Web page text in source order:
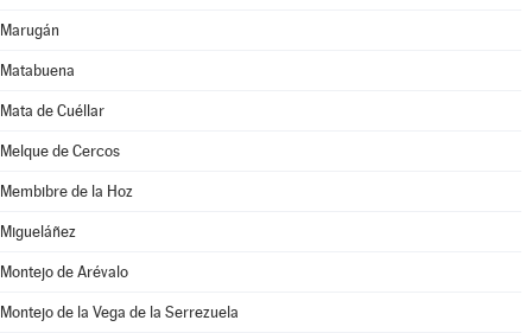
Marugán
Matabuena
Mata de Cuéllar
Melque de Cercos
Membibre de la Hoz
Migueláñez
Montejo de Arévalo
Montejo de la Vega de la Serrezuela